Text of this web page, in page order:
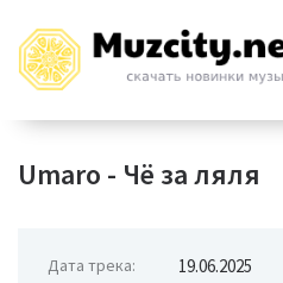
Umaro - Чё за ляля
Дата трека: 19.06.2025